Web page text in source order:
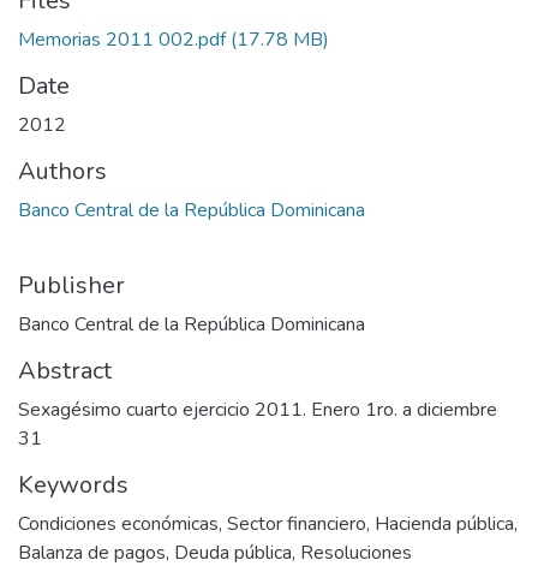
Memorias 2011 002.pdf(17.78 MB)
Date
2012
Authors
Banco Central de la República Dominicana
Publisher
Banco Central de la República Dominicana
Abstract
Sexagésimo cuarto ejercicio 2011. Enero 1ro. a diciembre
31
Keywords
Condiciones económicas, Sector financiero, Hacienda pública,
Balanza de pagos, Deuda pública, Resoluciones